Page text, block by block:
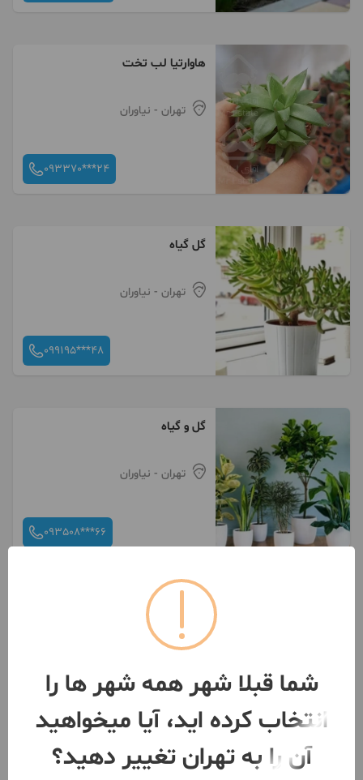
هاوارتیا لب تخت
تهران - نیاوران
093370***24
گل گیاه
تهران - نیاوران
099195***48
گل و گیاه
تهران - نیاوران
093508***66
شما قبلا شهر همه شهر ها را
انتخاب کرده اید، آیا میخواهید
آن را به تهران تغییر دهید؟